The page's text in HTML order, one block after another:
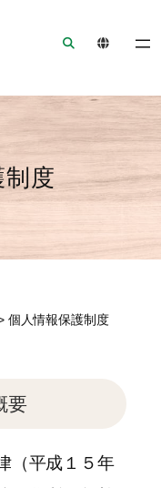
制度
個人情報保護制度
要
（平成１５年